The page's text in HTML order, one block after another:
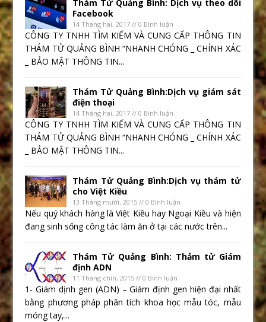
Thám Tử Quảng Bình: Dịch vụ theo dõi
Facebook
14 Tháng hai, 2017 // 0 Bình luận
CÔNG TY TNHH TÌM KIẾM VÀ CUNG CẤP THÔNG TIN
THÁM TỬ QUẢNG BÌNH “NHANH CHÓNG _ CHÍNH XÁC
_ BẢO MẬT THÔNG TIN...
Thám Tử Quảng Bình:Dịch vụ giám sát
điện thoại
14 Tháng hai, 2017 // 0 Bình luận
CÔNG TY TNHH TÌM KIẾM VÀ CUNG CẤP THÔNG TIN
THÁM TỬ QUẢNG BÌNH “NHANH CHÓNG _ CHÍNH XÁC
_ BẢO MẬT THÔNG TIN...
Thám Tử Quảng Bình:Dịch vụ thám tử
cho Việt Kiều
13 Tháng mười, 2015 // 0 Bình luận
Nếu quý khách hàng là Việt Kiều hay Ngoại Kiều và hiện
đang sinh sống công tác làm ăn ở tại các nước trên...
Thám Tử Quảng Bình: Thảm tử Giám
định ADN
11 Tháng chín, 2015 // 0 Bình luận
1- Giám dịnh gen (ADN) – Giám định gen hiện đại nhất
bằng phương pháp phân tích khoa học mẫu tóc, mẫu
móng tay,...